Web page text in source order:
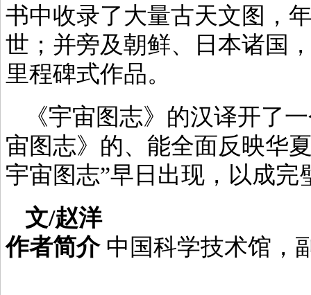
书中收录了大量古天文图，
世；并旁及朝鲜、日本诸国
里程碑式作品。
《宇宙图志》的汉译开了
宙图志》的、能全面反映华
宇宙图志”早日出现，以成完
文/赵洋
作者简介中国科学技术馆，